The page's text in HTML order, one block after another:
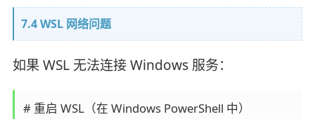
7.4 WSL 网络问题
如果 WSL 无法连接 Windows 服务：
# 重启 WSL（在 Windows PowerShell 中）